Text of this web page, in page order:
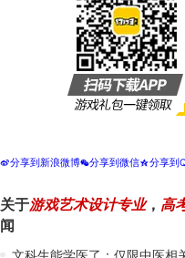
t分享到新浪微博w分享到微信z分享到
关于游戏艺术设计专业， 高
闻
文科生能学医了：仅限中医相